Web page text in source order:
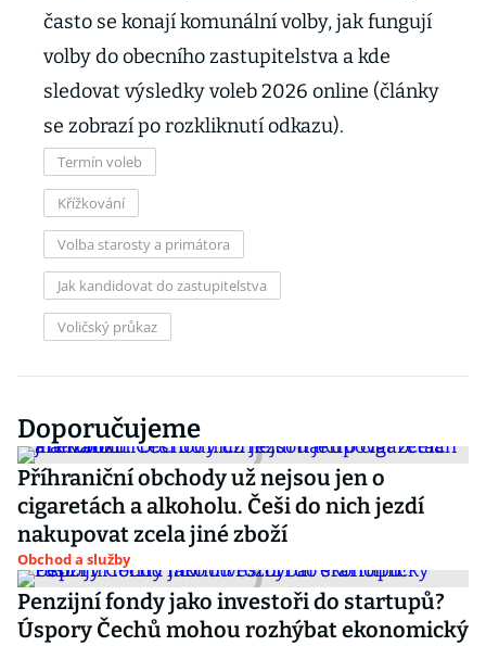
často se konají komunální volby, jak fungují
volby do obecního zastupitelstva a kde
sledovat výsledky voleb 2026 online (články
se zobrazí po rozkliknutí odkazu).
Termín voleb
Křížkování
Volba starosty a primátora
Jak kandidovat do zastupitelstva
Voličský průkaz
Doporučujeme
Příhraniční obchody už nejsou jen o
cigaretách a alkoholu. Češi do nich jezdí
nakupovat zcela jiné zboží
Obchod a služby
Penzijní fondy jako investoři do startupů?
Úspory Čechů mohou rozhýbat ekonomický